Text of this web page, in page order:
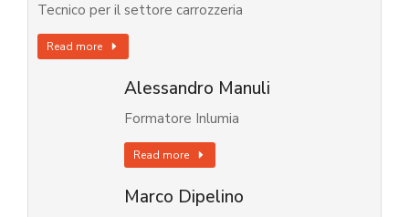
Tecnico per il settore carrozzeria
Read more
Alessandro Manuli
Formatore Inlumia
Read more
Marco Dipelino